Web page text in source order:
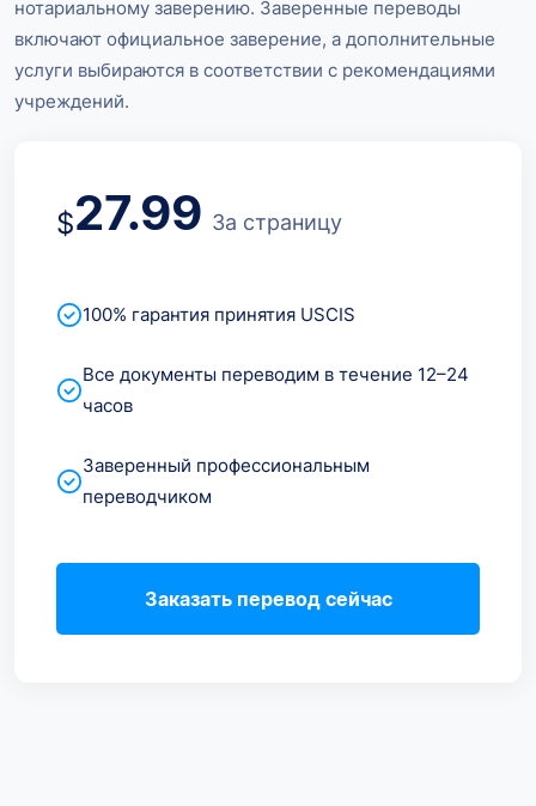
нотариальному заверению. Заверенные переводы
включают официальное заверение, а дополнительные
услуги выбираются в соответствии с рекомендациями
учреждений.
$27.99 За страницу
100% гарантия принятия USCIS
Все документы переводим в течение 12–24
часов
Заверенный профессиональным
переводчиком
Заказать перевод сейчас